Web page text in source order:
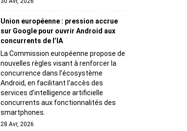
Union européenne : pression accrue
sur Google pour ouvrir Android aux
concurrents de l’IA
La Commission européenne propose de
nouvelles règles visant à renforcer la
concurrence dans l’écosystème
Android, en facilitant l’accès des
services d’intelligence artificielle
concurrents aux fonctionnalités des
smartphones.
28 Avr, 2026